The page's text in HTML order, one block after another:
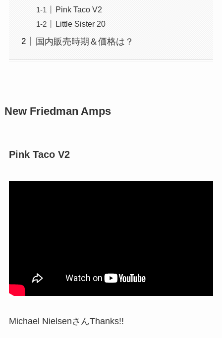
Pink Taco V2
Little Sister 20
国内販売時期＆価格は？
New Friedman Amps
Pink Taco V2
Michael NielsenさんThanks!!